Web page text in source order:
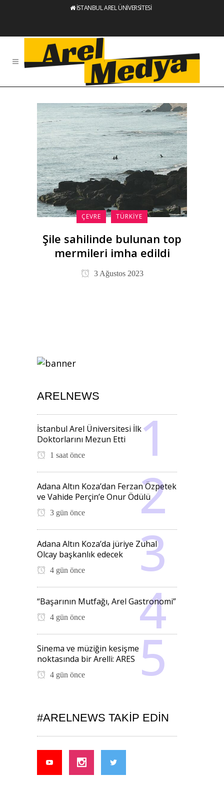
İSTANBUL AREL ÜNİVERSİTESİ
ÇEVRE TÜRKIYE
Şile sahilinde bulunan top
mermileri imha edildi
3 Ağustos 2023
ARELNEWS
İstanbul Arel Üniversitesi İlk
Doktorlarını Mezun Etti
1 saat önce
Adana Altın Koza’dan Ferzan Özpetek
ve Vahide Perçin’e Onur Ödülü
3 gün önce
Adana Altın Koza’da jüriye Zuhal
Olcay başkanlık edecek
4 gün önce
“Başarının Mutfağı, Arel Gastronomi”
4 gün önce
Sinema ve müziğin kesişme
noktasında bir Arelli: ARES
4 gün önce
#ARELNEWS TAKIP EDIN